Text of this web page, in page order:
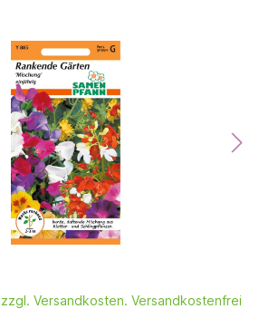
Versandkosten. Versandkostenfrei